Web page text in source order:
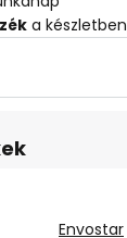
a készletben
Envostar